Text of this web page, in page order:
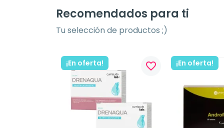
Recomendados para ti
Tu selección de productos ;)
¡En oferta! favorite_border ¡En oferta!